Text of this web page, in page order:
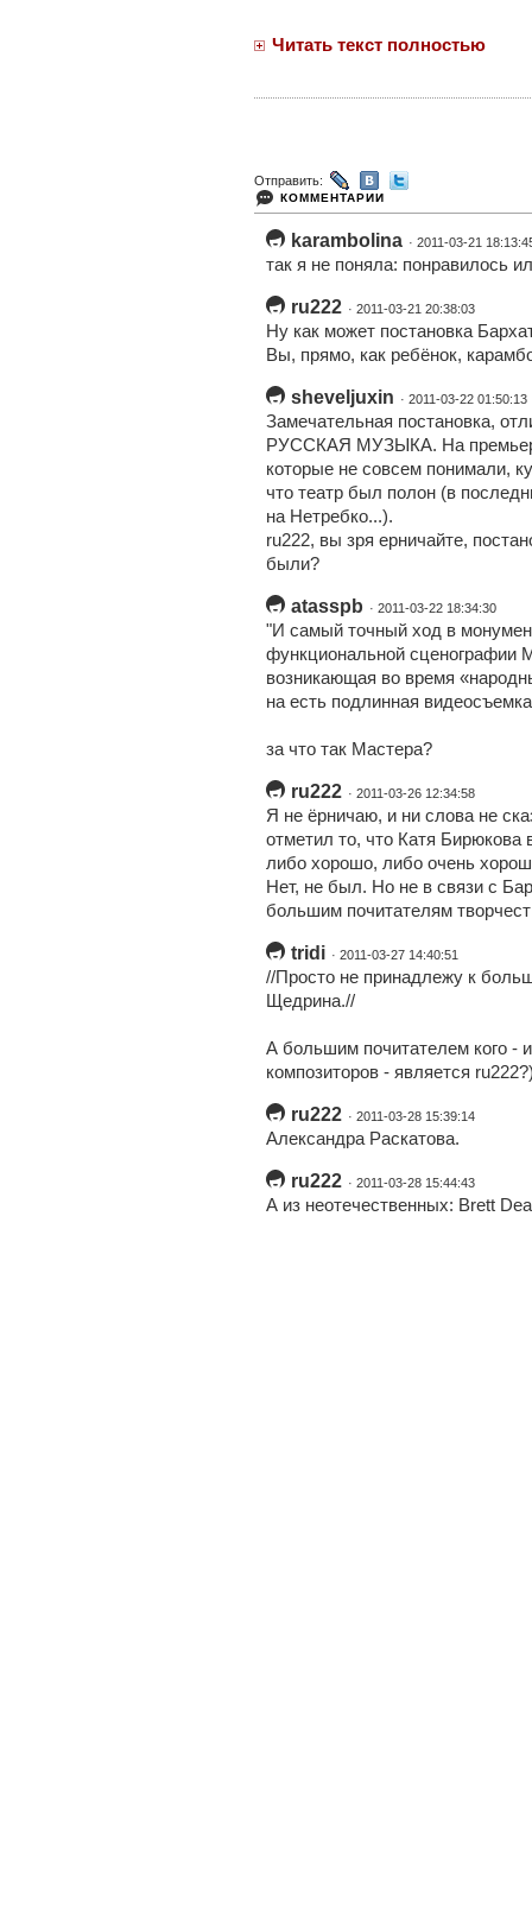
Читать текст полностью
Отправить:
КОММЕНТАРИИ
karambolina · 2011-03-21
так я не поняла: понравилось
ru222 · 2011-03-21 20:38:03
Ну как может постановка
Вы, прямо, как ребёнок,
sheveljuxin · 2011-03-22 01:50:13
Замечательная постановка,
РУССКАЯ МУЗЫКА. На
которые не совсем понимали,
что театр был полон (в
на Нетребко...).
ru222, вы зря ерничайте,
были?
atasspb · 2011-03-22 18:34:30
"И самый точный ход в
функциональной сценографии
возникающая во время
на есть подлинная
за что так Мастера?
ru222 · 2011-03-26 12:34:58
Я не ёрничаю, и ни слова не
отметил то, что Катя Бирюкова
либо хорошо, либо очень
Нет, не был. Но не в связи с
большим почитателям
tridi · 2011-03-27 14:40:51
//Просто не принадлежу к
Щедрина.//
А большим почитателем кого -
композиторов - является
ru222 · 2011-03-28 15:39:14
Александрa Раскатовa.
ru222 · 2011-03-28 15:44:43
А из неотечественных: Brett